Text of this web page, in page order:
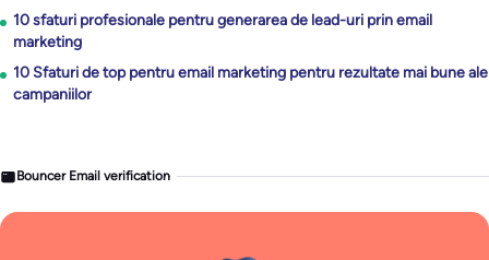
10 sfaturi profesionale pentru generarea de lead-uri prin email
marketing
10 Sfaturi de top pentru email marketing pentru rezultate mai bune ale
campaniilor
Bouncer Email verification